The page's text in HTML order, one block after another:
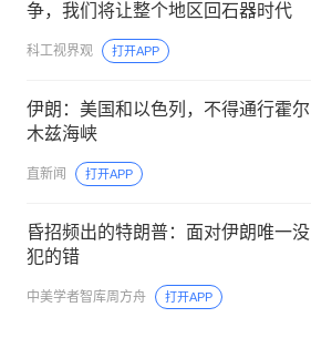
争，我们将让整个地区回石器时代
科工视界观 打开APP
伊朗：美国和以色列，不得通行霍尔
木兹海峡
直新闻 打开APP
昏招频出的特朗普：面对伊朗唯一没
犯的错
中美学者智库周方舟 打开APP